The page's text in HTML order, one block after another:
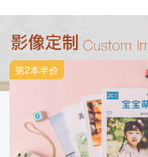
第2本半价